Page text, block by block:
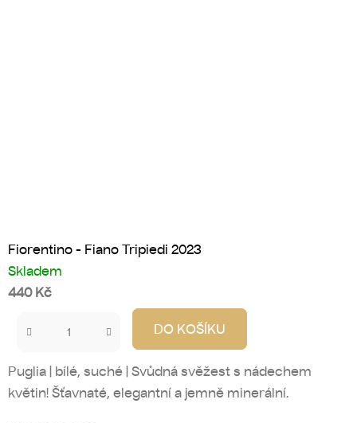
Fiorentino - Fiano Tripiedi 2023
Skladem
440 Kč
DO KOŠÍKU
Puglia | bílé, suché | Svůdná svěžest s nádechem
květin! Šťavnaté, elegantní a jemně minerální.